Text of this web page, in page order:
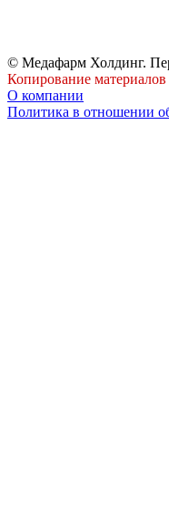
© Медафарм Холдинг.
Копирование
О компании
Политика в отношении